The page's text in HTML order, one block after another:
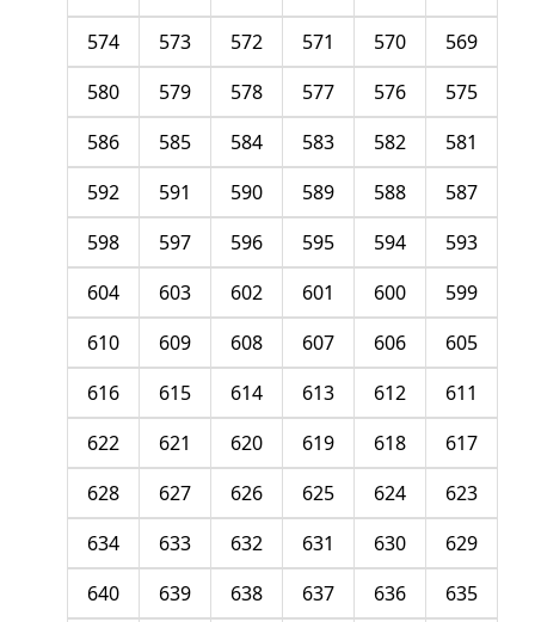
569
570
571
572
573
574
575
576
577
578
579
580
581
582
583
584
585
586
587
588
589
590
591
592
593
594
595
596
597
598
599
600
601
602
603
604
605
606
607
608
609
610
611
612
613
614
615
616
617
618
619
620
621
622
623
624
625
626
627
628
629
630
631
632
633
634
635
636
637
638
639
640